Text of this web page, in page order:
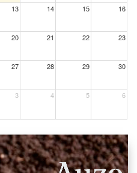
13 14 15 16
20 21 22 23
27 28 29 30
3 4 5 6